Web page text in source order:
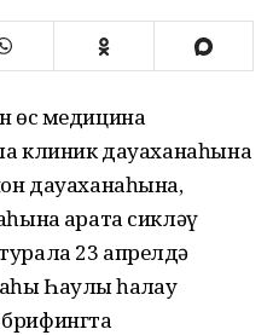
өс медицина
клиник дауаханаһына
дауаханаһына,
ҡарата сикләү
23 апрелдә
Һаулыҡ һаҡлау